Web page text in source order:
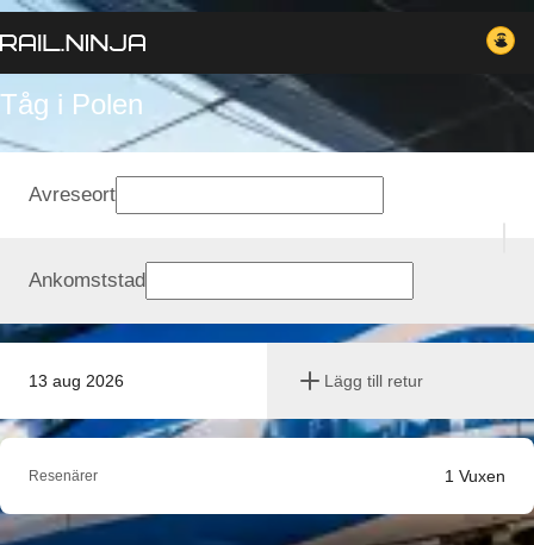
Tåg i Polen
13 aug 2026 Lägg till retur
Avreseort
Ankomststad
Resenärer 1 Vuxen